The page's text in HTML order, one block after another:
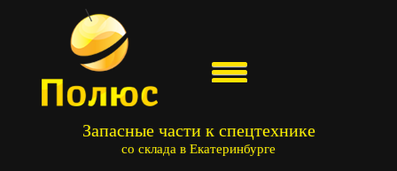
Запасные части к спецтехнике
со склада в Екатеринбурге